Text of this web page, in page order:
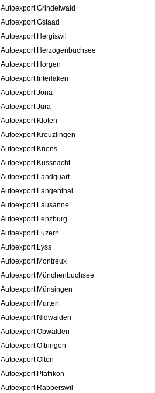
Autoexport Grindelwald
Autoexport Gstaad
Autoexport Hergiswil
Autoexport Herzogenbuchsee
Autoexport Horgen
Autoexport Interlaken
Autoexport Jona
Autoexport Jura
Autoexport Kloten
Autoexport Kreuzlingen
Autoexport Kriens
Autoexport Küssnacht
Autoexport Landquart
Autoexport Langenthal
Autoexport Lausanne
Autoexport Lenzburg
Autoexport Luzern
Autoexport Lyss
Autoexport Montreux
Autoexport Münchenbuchsee
Autoexport Münsingen
Autoexport Murten
Autoexport Nidwalden
Autoexport Obwalden
Autoexport Oftringen
Autoexport Olten
Autoexport Pfäffikon
Autoexport Rapperswil